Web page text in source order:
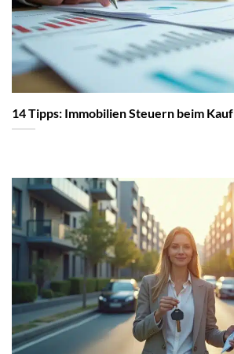
14 Tipps: Immobilien Steuern beim Kauf